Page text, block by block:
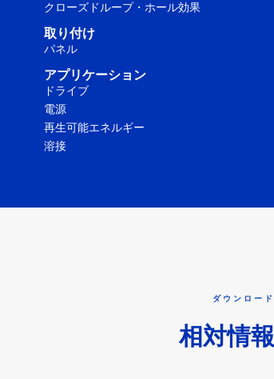
クローズドループ・ホール効果
取り付け
パネル
アプリケーション
ドライブ
電源
再生可能エネルギー
溶接
ダウンロード
相対情報